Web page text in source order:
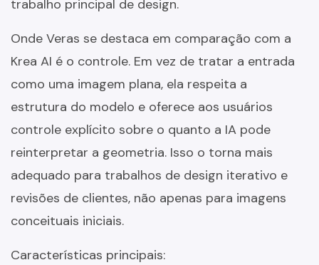
trabalho principal de design.
Onde Veras se destaca em comparação com a
Krea AI é o controle. Em vez de tratar a entrada
como uma imagem plana, ela respeita a
estrutura do modelo e oferece aos usuários
controle explícito sobre o quanto a IA pode
reinterpretar a geometria. Isso o torna mais
adequado para trabalhos de design iterativo e
revisões de clientes, não apenas para imagens
conceituais iniciais.
Características principais: